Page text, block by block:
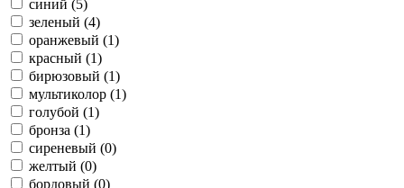
синий (5)
зеленый (4)
оранжевый (1)
красный (1)
бирюзовый (1)
мультиколор (1)
голубой (1)
бронза (1)
сиреневый (0)
желтый (0)
бордовый (0)